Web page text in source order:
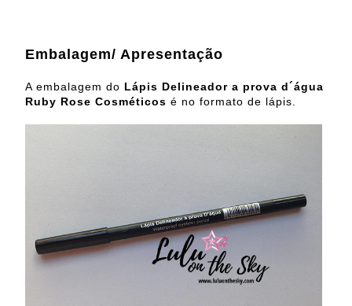
Embalagem/ Apresentação
A embalagem do Lápis Delineador a prova d´água
Ruby Rose Cosméticos é no formato de lápis.